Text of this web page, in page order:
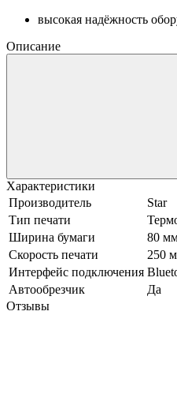
высокая надёжность
Описание
Характеристики
Производитель
Star
Тип печати
Ширина бумаги
80
Скорость печати
250
Интерфейс подключения
Автообрезчик
Да
Отзывы